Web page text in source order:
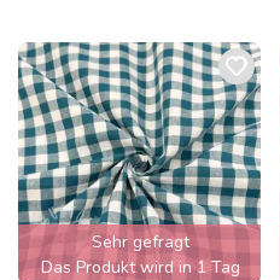
Sehr gefragt
Das Produkt wird in 1 Tag